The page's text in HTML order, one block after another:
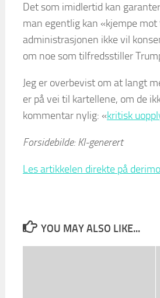
Det som imidlertid kan
man egentlig kan «kjempe
administrasjonen ikke vil
om noe som tilfredsstiller
Jeg er overbevist om at langt
er på vei til kartellene, om de
kommentar nylig: «kritisk
Forsidebilde: KI-generert
Les artikkelen direkte på
YOU MAY ALSO LIKE...